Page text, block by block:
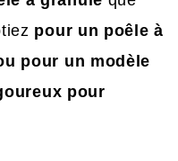
pour un poêle à
pour un modèle
pour